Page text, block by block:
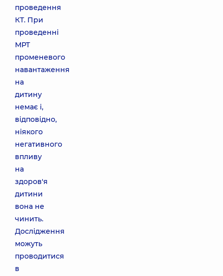
проведення
КТ. При
проведенні
МРТ
променевого
навантаження
на
дитину
немає і,
відповідно,
ніякого
негативного
впливу
на
здоров'я
дитини
вона не
чинить.
Дослідження
можуть
проводитися
в